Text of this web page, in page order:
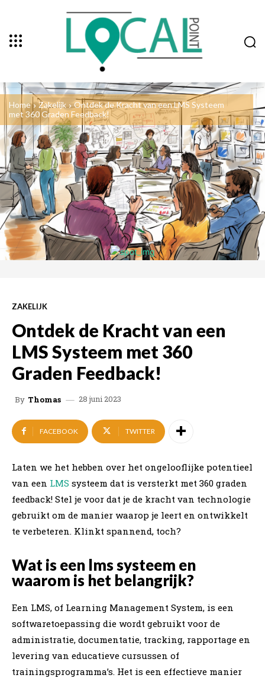
Home Zakelijk
Ontdek de Kracht van een LMS Systeem
met 360 Graden Feedback!
ZAKELIJK
Ontdek de Kracht van een
LMS Systeem met 360
Graden Feedback!
By Thomas 28 juni 2023
FACEBOOK TWITTER
Laten we het hebben over het ongelooflijke potentieel
van een LMS systeem dat is versterkt met 360 graden
feedback! Stel je voor dat je de kracht van technologie
gebruikt om de manier waarop je leert en ontwikkelt
te verbeteren. Klinkt spannend, toch?
Wat is een lms systeem en
waarom is het belangrijk?
Een LMS, of Learning Management System, is een
softwaretoepassing die wordt gebruikt voor de
administratie, documentatie, tracking, rapportage en
levering van educatieve cursussen of
trainingsprogramma’s. Het is een effectieve manier